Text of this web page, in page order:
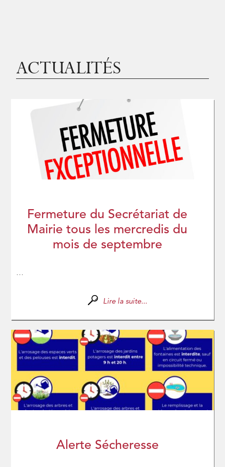
ACTUALITÉS
Fermeture du Secrétariat de
Mairie tous les mercredis du
mois de septembre
...
Lire la suite...
Alerte Sécheresse